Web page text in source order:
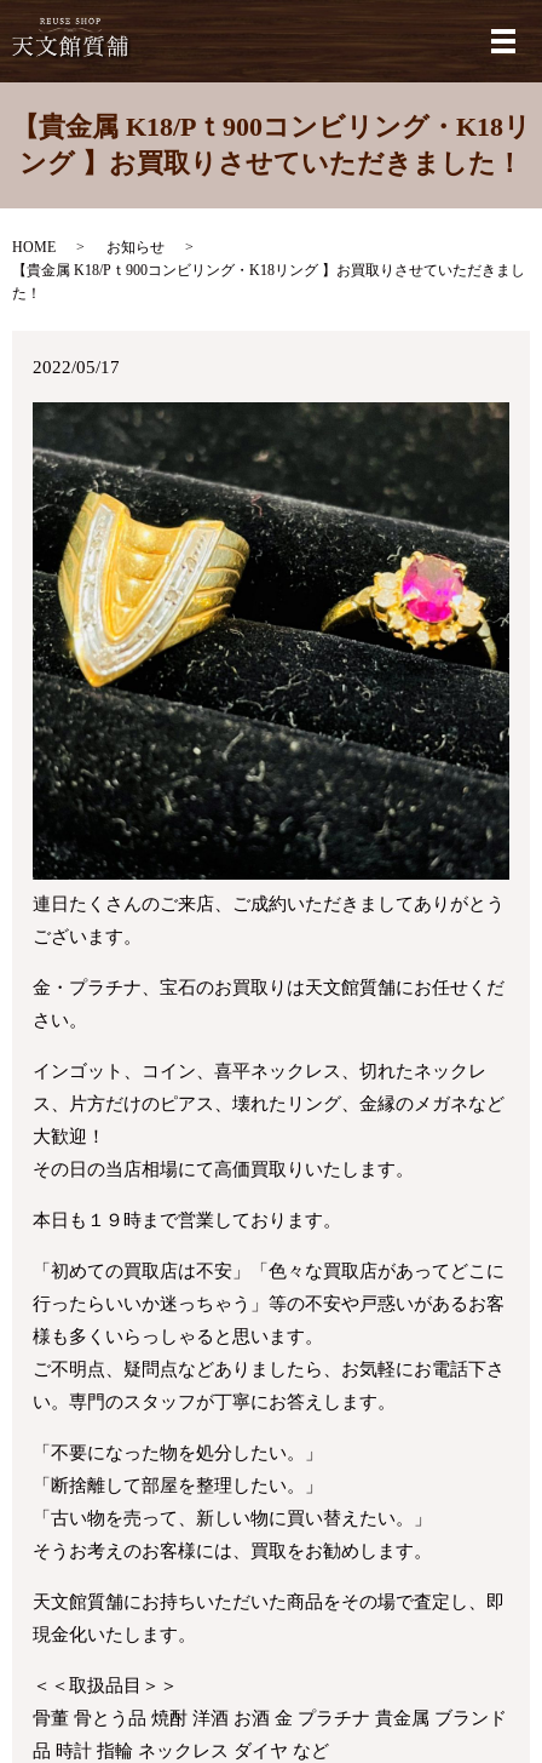
メ
【貴金属 K18/Pｔ900コンビリング・K18リ
ング 】お買取りさせていただきました！
HOME
お知らせ
【貴金属 K18/Pｔ900コンビリング・K18リング 】お買取りさせていただきまし
た！
2022/05/17
連日たくさんのご来店、ご成約いただきましてありがとう
ございます。
金・プラチナ、宝石のお買取りは天文館質舗にお任せくだ
さい。
インゴット、コイン、喜平ネックレス、切れたネックレ
ス、片方だけのピアス、壊れたリング、金縁のメガネなど
大歓迎！
その日の当店相場にて高価買取りいたします。
本日も１９時まで営業しております。
「初めての買取店は不安」「色々な買取店があってどこに
行ったらいいか迷っちゃう」等の不安や戸惑いがあるお客
様も多くいらっしゃると思います。
ご不明点、疑問点などありましたら、お気軽にお電話下さ
い。専門のスタッフが丁寧にお答えします。
「不要になった物を処分したい。」
「断捨離して部屋を整理したい。」
「古い物を売って、新しい物に買い替えたい。」
そうお考えのお客様には、買取をお勧めします。
天文館質舗にお持ちいただいた商品をその場で査定し、即
現金化いたします。
＜＜取扱品目＞＞
骨董 骨とう品 焼酎 洋酒 お酒 金 プラチナ 貴金属 ブランド
品 時計 指輪 ネックレス ダイヤ など